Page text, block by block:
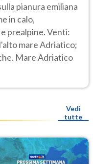
pianura emiliana
in calo,
prealpine. Venti:
mare Adriatico;
Mare Adriatico
Vedi
tutte